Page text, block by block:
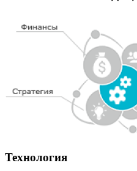
Технология